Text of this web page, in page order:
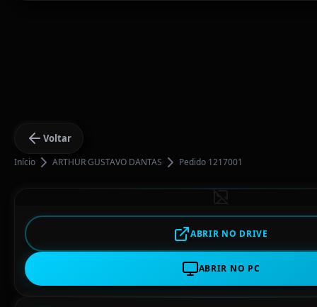
Voltar
Início ARTHUR GUSTAVO DANTAS Pedido 1217001
ABRIR NO DRIVE
ABRIR NO PC